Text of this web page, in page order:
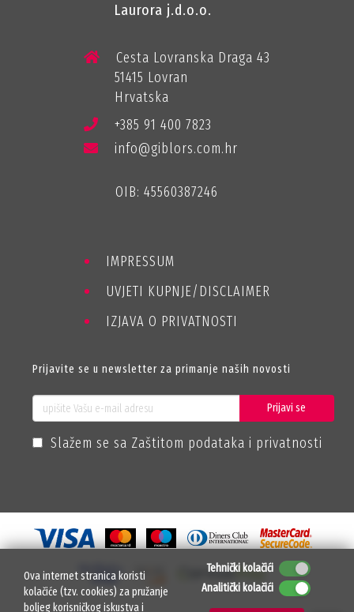
Laurora j.d.o.o.
Cesta Lovranska Draga 43
51415 Lovran
Hrvatska
+385 91 400 7823
info@giblors.com.hr
OIB: 45560387246
IMPRESSUM
UVJETI KUPNJE/DISCLAIMER
IZJAVA O PRIVATNOSTI
Prijavite se u newsletter za primanje naših novosti
Prijavi se
Slažem se sa Zaštitom podataka i privatnosti
Ova internet stranica koristi
kolačiće (tzv. cookies) za pružanje
boljeg korisničkog iskustva i
Tehnički kolačići
Analitički kolačići